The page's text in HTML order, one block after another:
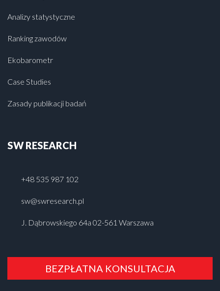
Analizy statystyczne
Ranking zawodów
Ekobarometr
Case Studies
Zasady publikacji badań
SW RESEARCH
+48 535 987 102
sw@swresearch.pl
J. Dąbrowskiego 64a 02-561 Warszawa
BEZPŁATNA KONSULTACJA